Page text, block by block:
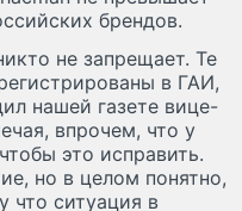
брендов.
не запрещает. Те
в ГАИ,
нашей газете вице-
впрочем, что у
это исправить.
но в целом понятно,
что ситуация в